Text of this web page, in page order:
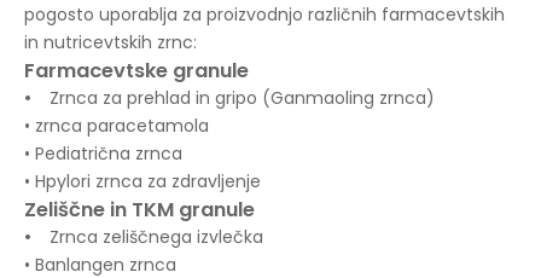
pogosto uporablja za proizvodnjo različnih farmacevtskih
in nutricevtskih zrnc:
Farmacevtske granule
•
Zrnca za prehlad in gripo (Ganmaoling zrnca)
• zrnca paracetamola
• Pediatrična zrnca
• Hpylori zrnca za zdravljenje
Zeliščne in TKM granule
•
Zrnca zeliščnega izvlečka
• Banlangen zrnca